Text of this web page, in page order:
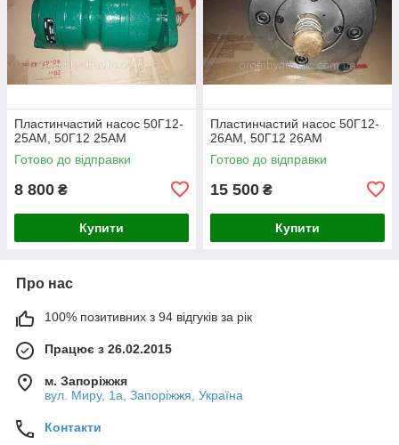
Пластинчастий насос 50Г12-
25АМ, 50Г12 25АМ
Готово до відправки
8 800 ₴
Купити
Пластинчастий насос 50Г12-
26АМ, 50Г12 26АМ
Готово до відправки
15 500 ₴
Купити
Про нас
100% позитивних з 94 відгуків за рік
Працює з 26.02.2015
м. Запоріжжя
вул. Миру, 1а, Запоріжжя, Україна
Контакти